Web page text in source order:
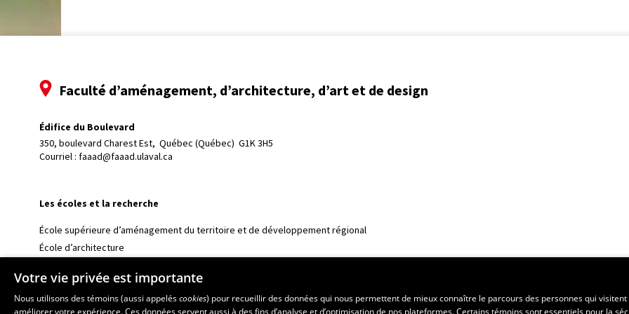
Faculté d’aménagement, d’architecture, d’art et de design
Édifice du Boulevard
350, boulevard Charest Est, Québec (Québec)  G1K 3H5
Courriel : faaad@faaad.ulaval.ca
Les écoles et la recherche
École supérieure d’aménagement du territoire et de développement régional
École d’architecture
École de design
Centre de recherche en aménagement et développement
Votre vie privée est importante
Nous utilisons des témoins (aussi appeléscookies) pour recueillir des données qui nous permettent de mieux connaître le parcours des personnes qui
améliorer votre expérience. Ces données servent aussi à des fins d’analyse et d’optimisation de nos plateformes. Certains témoins sont essentiels pour la